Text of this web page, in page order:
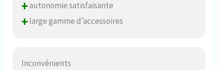
+autonomie satisfaisante
+large gamme d’accessoires
Inconvénients